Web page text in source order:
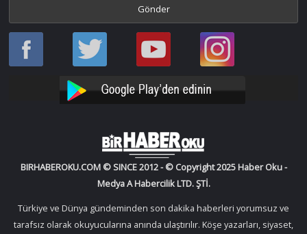
Haber
Oku
Haber
Oku
Bir
Haber
YouTube
Bir
Haber
Instagram
BIRHABEROKU.COM © SINCE 2012 - © Copyright 2025 Haber Oku -
Medya A Habercilik LTD. ŞTİ.
Türkiye ve Dünya gündeminden son dakika haberleri yorumsuz ve
tarafsız olarak okuyucularına anında ulaştırılır. Köşe yazarları, siyaset,